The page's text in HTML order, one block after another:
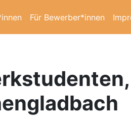
Für Bewerber*innen